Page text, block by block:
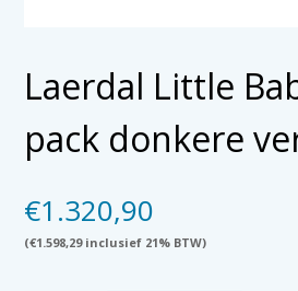
Laerdal Little
pack donkere
€1.320,90
(€1.598,29inclusief 21% BTW)